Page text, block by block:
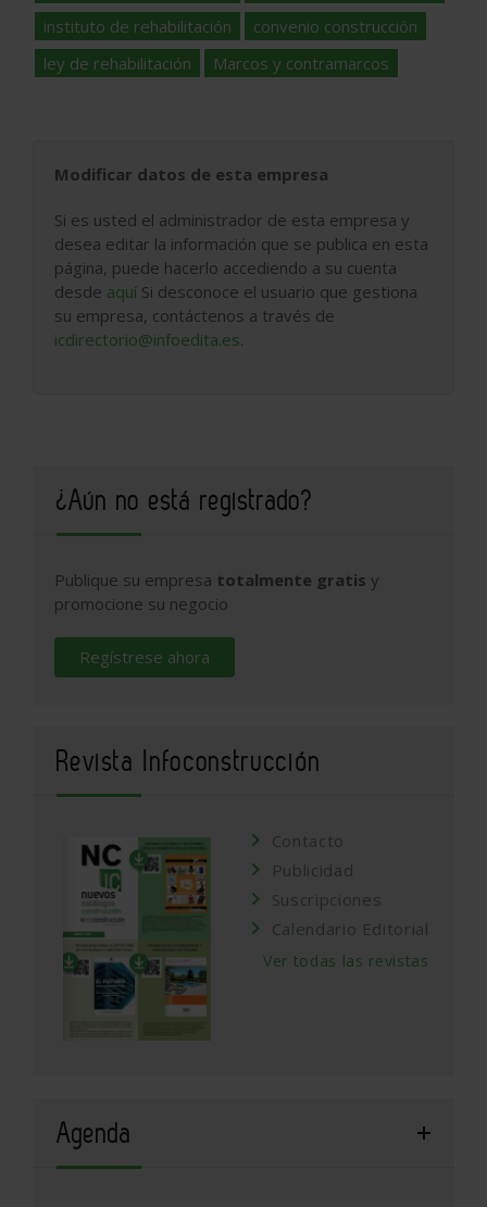
instituto de rehabilitación
convenio construcción
ley de rehabilitación
Marcos y contramarcos
Modificar datos de esta empresa
Si es usted el administrador de esta empresa y
desea editar la información que se publica en esta
página, puede hacerlo accediendo a su cuenta
desde aquí Si desconoce el usuario que gestiona
su empresa, contáctenos a través de
icdirectorio@infoedita.es.
¿Aún no está registrado?
Publique su empresa totalmente gratis y
promocione su negocio
Regístrese ahora
Revista Infoconstrucción
Contacto
Publicidad
Suscripciones
Calendario Editorial
Ver todas las revistas
Agenda